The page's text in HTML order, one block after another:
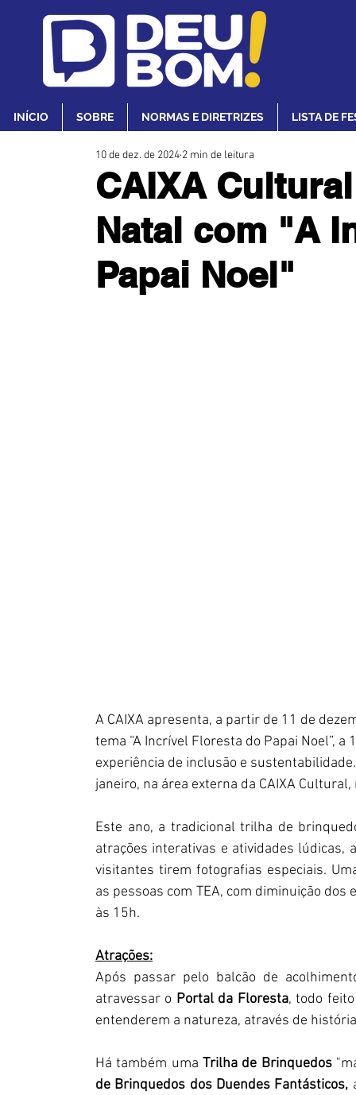
INÍCIO SOBRE NORMAS E DIRETRIZES LISTA DE
CAIXA
Natal com "A
Papai Noel"
10 de dez. de 2024 2 min de leitura
A CAIXA apresenta, a partir de 11 de
tema “A Incrível Floresta do Papai Noel”,
experiência de inclusão e
janeiro, na área externa da CAIXA
Este ano, a tradicional trilha de
atrações interativas e atividades lúdicas,
visitantes tirem fotografias especiais.
as pessoas com TEA, com diminuição
às 15h.
Atrações:
Após passar pelo balcão de
atravessar o Portal da Floresta, todo
entenderem a natureza, através de
Há também uma Trilha de Brinquedos
de Brinquedos dos Duendes Fantásticos,